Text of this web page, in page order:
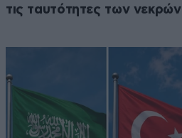
τις ταυτότητες των νεκρών